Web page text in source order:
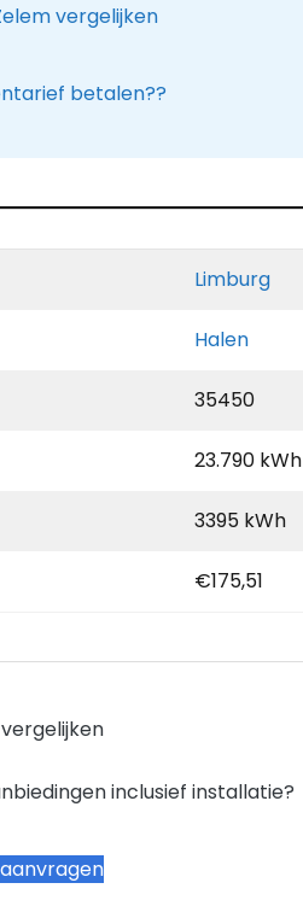
vergelijken
betalen??
Limburg
Halen
35450
23.790 kWh
3395 kWh
€175,51
inclusief installatie?